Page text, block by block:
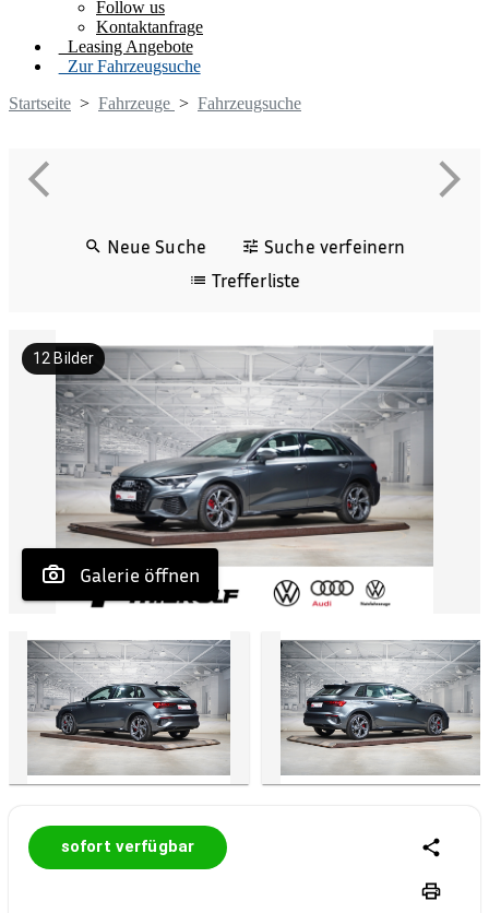
Follow us
Kontaktanfrage
Leasing Angebote
Zur Fahrzeugsuche
Startseite > Fahrzeuge > Fahrzeugsuche
Neue Suche
Suche verfeinern
Trefferliste
Galerie öffnen
12 Bilder
sofort verfügbar